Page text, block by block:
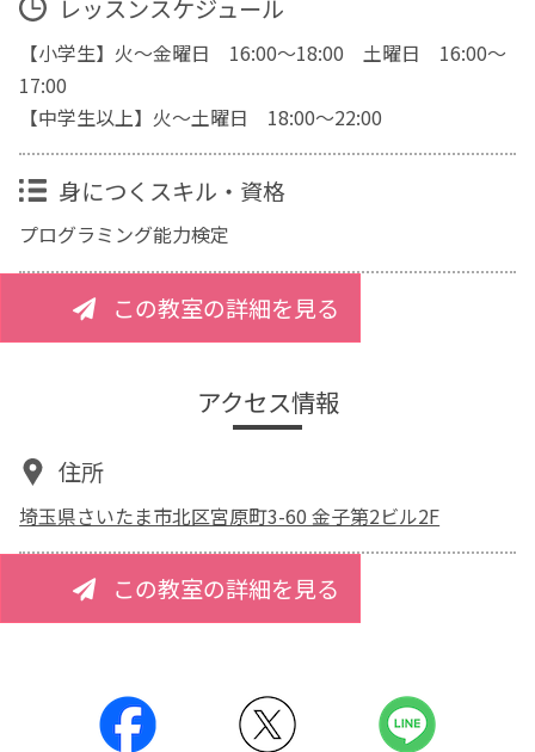
レッスンスケジュール
【小学生】火～金曜日 16:00～18:00 土曜日 16:00～
17:00
【中学生以上】火～土曜日 18:00～22:00
身につくスキル・資格
プログラミング能力検定
この教室の詳細を見る
アクセス情報
住所
埼玉県さいたま市北区宮原町3-60 金子第2ビル2F
この教室の詳細を見る